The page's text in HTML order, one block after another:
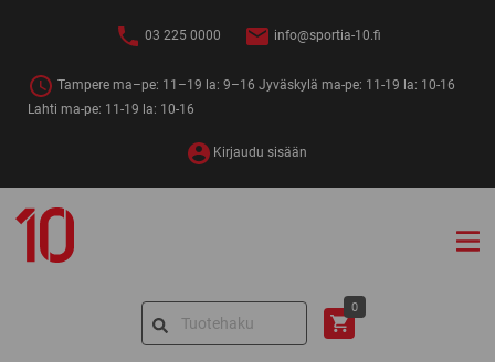
03 225 0000 info@sportia-10.fi
Tampere ma–pe: 11–19 la: 9–16 Jyväskylä ma-pe: 11-19 la: 10-16
Lahti ma-pe: 11-19 la: 10-16
Kirjaudu sisään
10
Search
0